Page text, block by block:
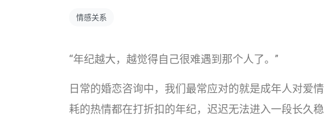
情感关系
“年纪越大，越觉得自己很难遇到那个人了。”
日常的婚恋咨询中，我们最常应对的就是成年人对爱
耗的热情都在打折扣的年纪，迟迟无法进入一段长久